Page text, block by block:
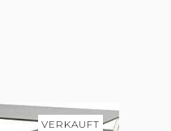
VERKAUFT